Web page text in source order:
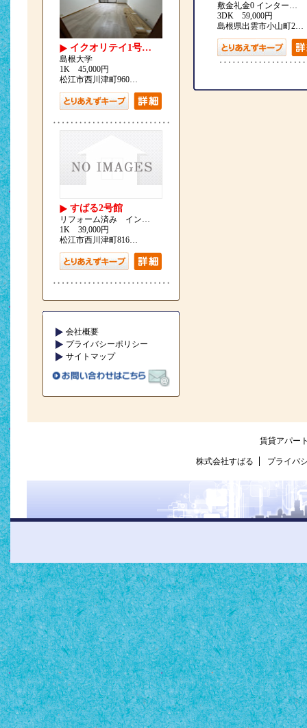
イクオリテイ1号…
島根大学
1K 45,000円
松江市西川津町960…
すばる2号館
リフォーム済み イン…
1K 39,000円
松江市西川津町816…
会社概要
プライバシーポリシー
サイトマップ
敷金礼金0 インター…
3DK 59,000円
島根県出雲市小山町2…
賃貸アパー
株式会社すばる プライバ